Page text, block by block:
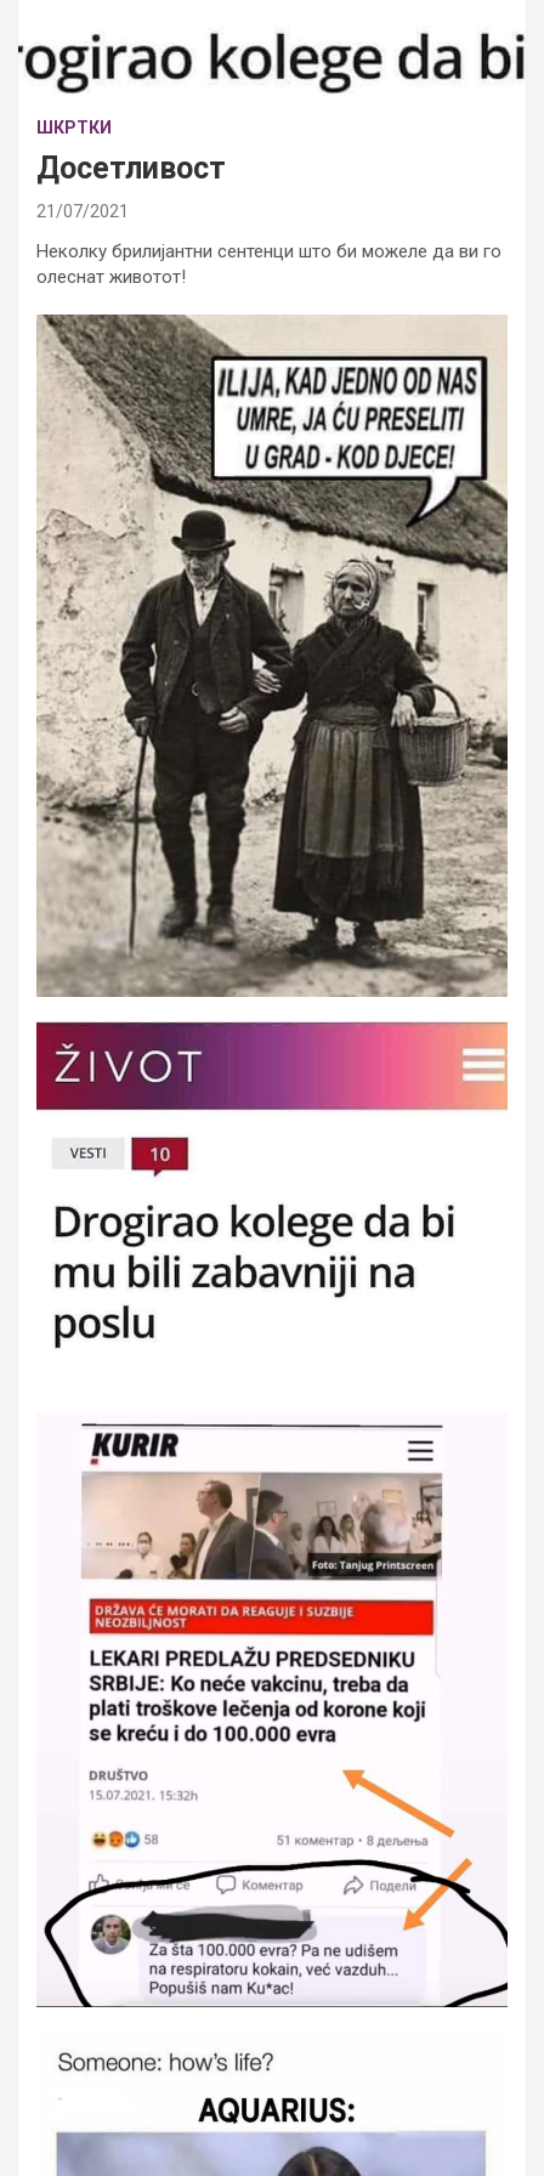
ШКРТКИ
Досетливост
21/07/2021
Неколку брилијантни сентенци што би можеле да ви го
олеснат животот!